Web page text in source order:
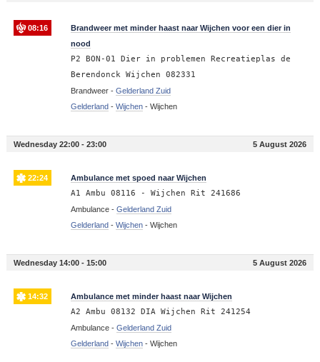
08:16
Brandweer met minder haast naar Wijchen voor een dier in
nood
P2 BON-01 Dier in problemen Recreatieplas de
Berendonck Wijchen 082331
Brandweer - Gelderland Zuid
Gelderland - Wijchen- Wijchen
Wednesday 22:00 - 23:00 5 August 2026
22:24 Ambulance met spoed naar Wijchen
A1 Ambu 08116 - Wijchen Rit 241686
Ambulance - Gelderland Zuid
Gelderland - Wijchen- Wijchen
Wednesday 14:00 - 15:00 5 August 2026
14:32 Ambulance met minder haast naar Wijchen
A2 Ambu 08132 DIA Wijchen Rit 241254
Ambulance - Gelderland Zuid
Gelderland - Wijchen- Wijchen